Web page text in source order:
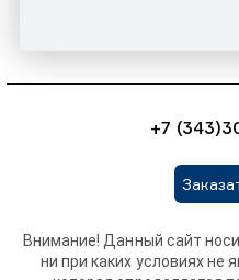
+7
Внимание! Данный сайт
ни при каких условиях не